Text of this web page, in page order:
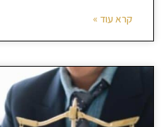
קרא עוד »